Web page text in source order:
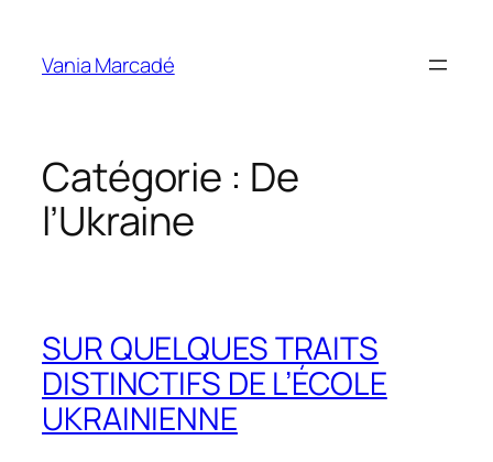
contenu
Vania Marcadé
Catégorie : De
l’Ukraine
SUR QUELQUES TRAITS
DISTINCTIFS DE L’ÉCOLE
UKRAINIENNE